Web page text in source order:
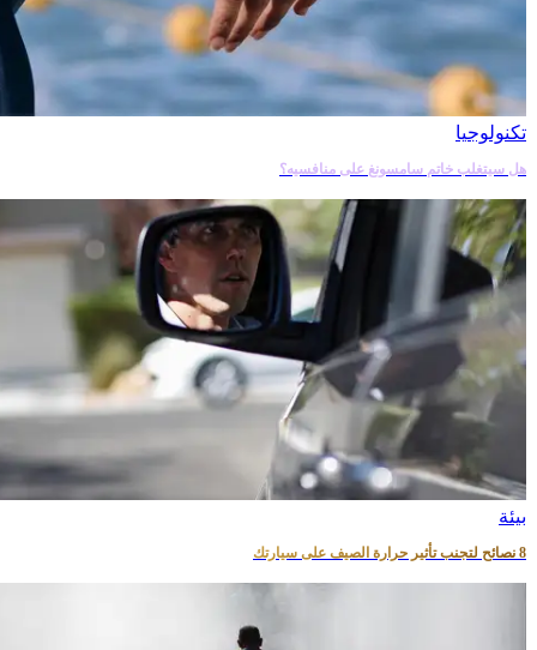
تكنولوجيا
هل سيتغلب خاتم سامسونغ على منافسيه؟
بيئة